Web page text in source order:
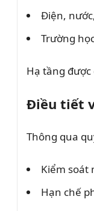
Điện,
Trường
Hạ tầng
Điều tiết
Thông qua
Kiểm soát
Hạn chế